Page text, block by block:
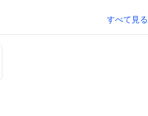
すべて見る